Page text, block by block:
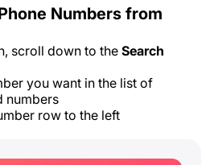
Numbers from
scroll down to the Search
you want in the list of
numbers
row to the left